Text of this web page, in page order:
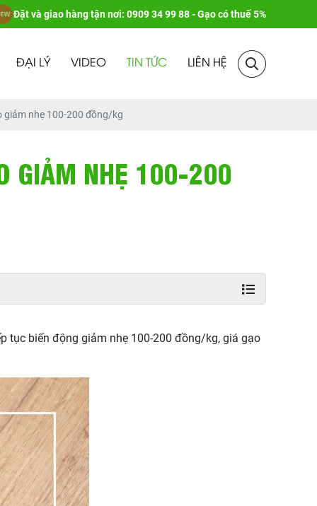
Đặt và giao hàng tận nơi: 0909 34 99 88 - Gạo có thuế 5%
ĐẠI LÝ VIDEO TIN TỨC LIÊN HỆ
giảm nhẹ 100-200 đồng/kg
GIẢM NHẸ 100-200
biến động giảm nhẹ 100-200 đồng/kg, giá gạo